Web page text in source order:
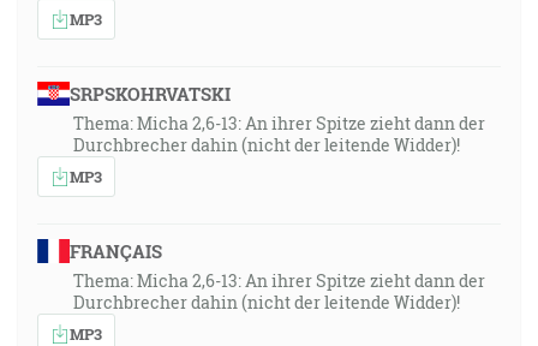
MP3
SRPSKOHRVATSKI
Thema: Micha 2,6-13: An ihrer Spitze zieht dann der
Durchbrecher dahin (nicht der leitende Widder)!
MP3
FRANÇAIS
Thema: Micha 2,6-13: An ihrer Spitze zieht dann der
Durchbrecher dahin (nicht der leitende Widder)!
MP3